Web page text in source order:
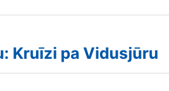
Kruīzi pa Vidusjūru